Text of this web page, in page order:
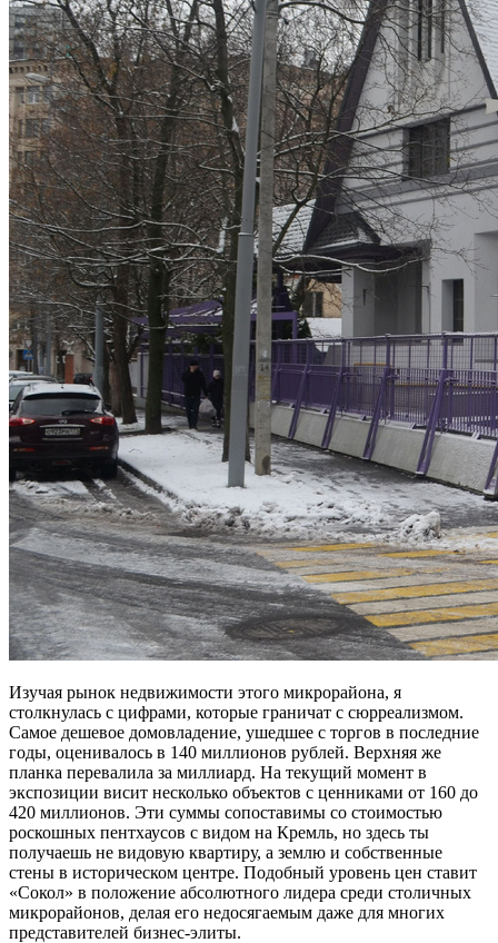
Изучая рынок недвижимости этого микрорайона, я
столкнулась с цифрами, которые граничат с сюрреализмом.
Самое дешевое домовладение, ушедшее с торгов в последние
годы, оценивалось в 140 миллионов рублей. Верхняя же
планка перевалила за миллиард. На текущий момент в
экспозиции висит несколько объектов с ценниками от 160 до
420 миллионов. Эти суммы сопоставимы со стоимостью
роскошных пентхаусов с видом на Кремль, но здесь ты
получаешь не видовую квартиру, а землю и собственные
стены в историческом центре. Подобный уровень цен ставит
«Сокол» в положение абсолютного лидера среди столичных
микрорайонов, делая его недосягаемым даже для многих
представителей бизнес-элиты.